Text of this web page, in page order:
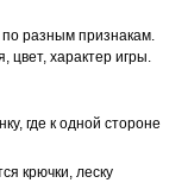
разным признакам.
цвет, характер игры.
где к одной стороне
крючки, леску